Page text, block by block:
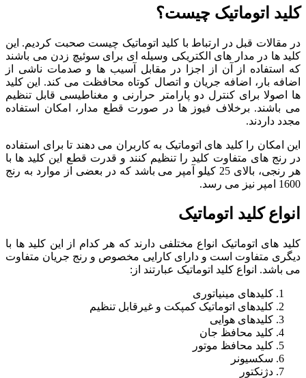
کلید اتوماتیک چیست؟
در مقالات قبل در ارتباط با کلید اتوماتیک چیست صحبت کردیم. این
کلید ها در مدار های الکتریکی وسیله ای برای سوئیچ زدن می باشند
که استفاده از آن از اجزا در مقابل آسیب ها و صدمات ناشی از
اضافه بار، اضافه جریان و اتصال کوتاه محافظت می کند. این کلید
ها اصولا برای کنترل دو پارامتر حرارنی و مغناطیسی قابل تنظیم
می باشند. برخلاف فیوز ها در صورت قطع مدار، امکان استفاده
مجدد داردند.
این امکان را کلید های اتوماتیک به کاربران می دهند تا برای استفاده
در رنج های متفاوت کلید را تنظیم کنند و قدرت قطع این کلید ها با
هر رنجی، بالای 25 کیلو آمپر می باشد که در بعضی از موارد به رنج
1600 امپر نیز می رسد.
انواع کلید اتوماتیک
کلید های اتوماتیک انواع مختلفی دارند که هر کدام از این کلید ها با
دیگری متفاوت است و دارای کارایی مخصوص و رنج جریان متفاوت
می باشد. انواع کلید اتوماتیک عبارتند از:
کلیدهای مینیاتوری
کلیدهای اتوماتیک کمپکت و غیرقابل تنظیم
کلیدهای هوایی
کلید محافظ جان
کلید محافظ موتور
سکسیونر
دژنکتور